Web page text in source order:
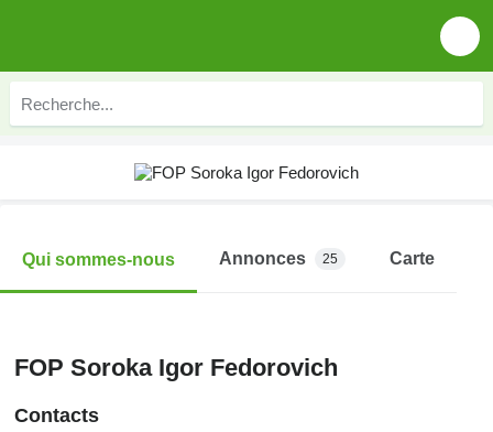
Qui sommes-nous Annonces 25 Carte
FOP Soroka Igor Fedorovich
Contacts